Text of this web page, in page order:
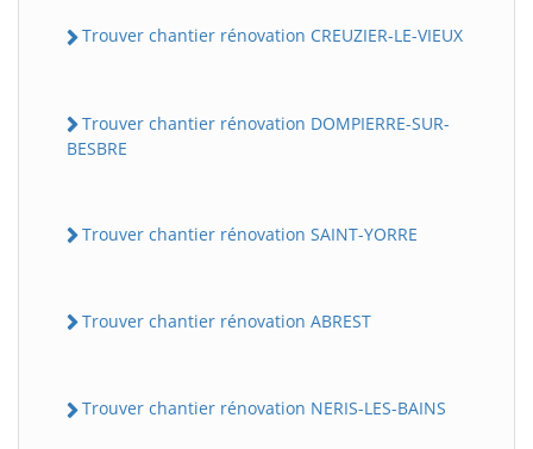
Trouver chantier rénovation CREUZIER-LE-VIEUX
Trouver chantier rénovation DOMPIERRE-SUR-
BESBRE
Trouver chantier rénovation SAINT-YORRE
Trouver chantier rénovation ABREST
Trouver chantier rénovation NERIS-LES-BAINS